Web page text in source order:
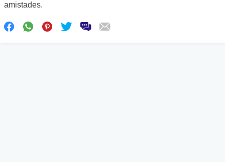
amistades.